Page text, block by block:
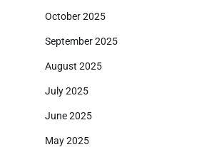
October 2025
September 2025
August 2025
July 2025
June 2025
May 2025